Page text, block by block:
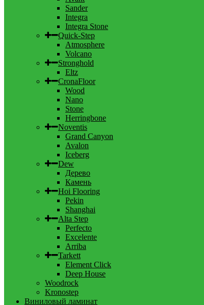
Sander
Integra
Integra Stone
Quick-Step
Atmosphere
Volcano
Stronghold
Eltz
CronaFloor
Wood
Nano
Stone
Herringbone
Noventis
Grand Canyon
Avalon
Iceberg
Dew
Дерево
Камень
Hoi Flooring
Pekin
Shanghai
Alta Step
Perfecto
Excelente
Arriba
Tarkett
Element Click
Deep House
Woodrock
Kronostep
Виниловый ламинат